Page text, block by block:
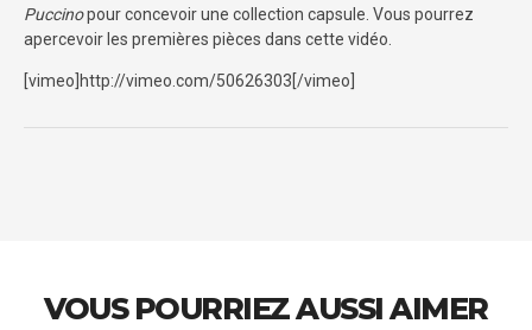
Puccinopour concevoir une collection capsule. Vous pourrez
apercevoir les premières pièces dans cette vidéo.
[vimeo]http://vimeo.com/50626303[/vimeo]
VOUS POURRIEZ AUSSI AIMER